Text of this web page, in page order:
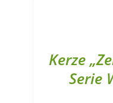
Kerze
Serie